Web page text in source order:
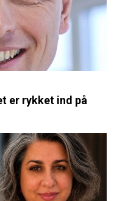
er rykket ind på